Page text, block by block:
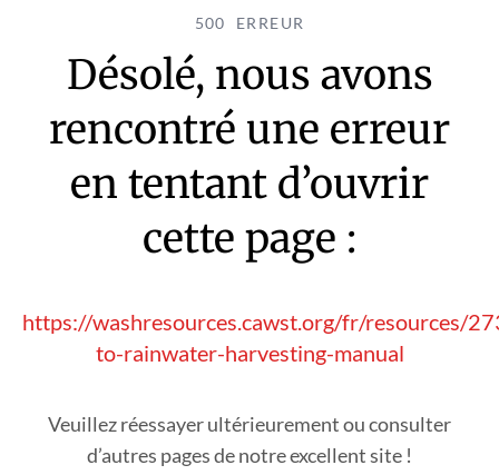
500 ERREUR
Désolé, nous avons
rencontré une erreur
en tentant d’ouvrir
cette page :
https://washresources.cawst.org/fr/resources/
to-rainwater-harvesting-manual
Veuillez réessayer ultérieurement ou consulter
d’autres pages de notre excellent site !